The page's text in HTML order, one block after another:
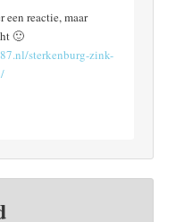
een reactie, maar
🙂
sterkenburg-zink-